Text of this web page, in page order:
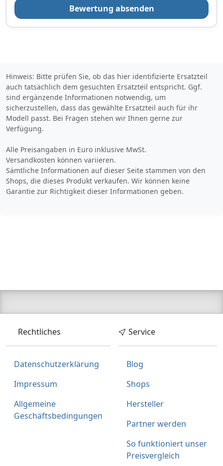
2-3 Werktage
Zum Angebot
Produktinformationen des Anbieters
13,54€
inklusive Mehrwertsteuer
zuzüglich 3,90€ Versandkosten
Produktinformationen des Anbieters
Bewertung absenden
Hinweis: Bitte prüfen Sie, ob das hier identifizierte Ersatzteil
auch tatsächlich dem gesuchten Ersatzteil entspricht. Ggf.
sind ergänzende Informationen notwendig, um
sicherzustellen, dass das gewählte Ersatzteil auch für ihr
Modell passt. Bei Fragen stehen wir Ihnen gerne zur
Verfügung.
Alle Preisangaben in Euro inklusive MwSt.
Versandkosten können variieren.
Sämtliche Informationen auf dieser Seite stammen von den
Shops, die dieses Produkt verkaufen. Wir können keine
Garantie zur Richtigkeit dieser Informationen geben.
Rechtliches
Datenschutzerklärung
Impressum
Allgemeine
Geschäftsbedingungen
Service
Blog
Shops
Hersteller
Partner werden
So funktioniert unser
Preisvergleich